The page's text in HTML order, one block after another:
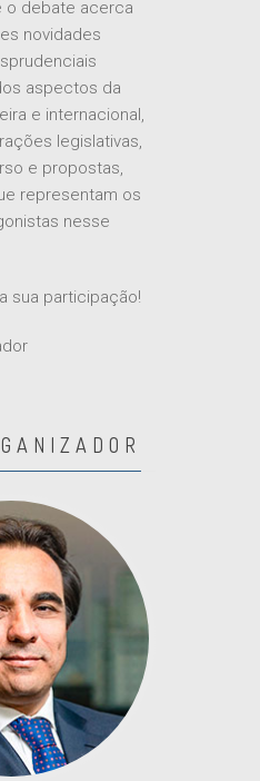
o debate acerca
novidades
aspectos da
e internacional,
legislativas,
e propostas,
representam os
nesse
sua participação!